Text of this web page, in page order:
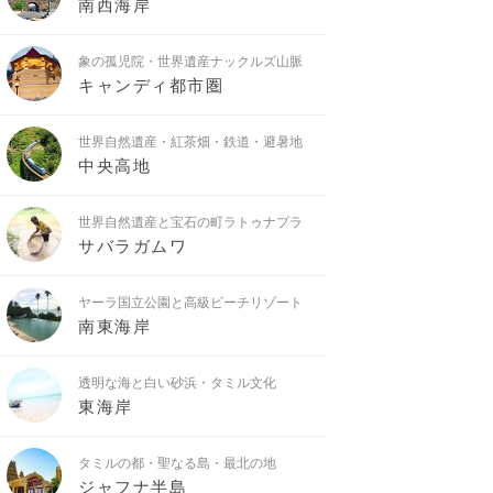
象の孤児院・世界遺産ナックルズ山脈
キャンディ都市圏
世界自然遺産・紅茶畑・鉄道・避暑地
中央高地
世界自然遺産と宝石の町ラトゥナプラ
サバラガムワ
ヤーラ国立公園と高級ビーチリゾート
南東海岸
透明な海と白い砂浜・タミル文化
東海岸
タミルの都・聖なる島・最北の地
ジャフナ半島